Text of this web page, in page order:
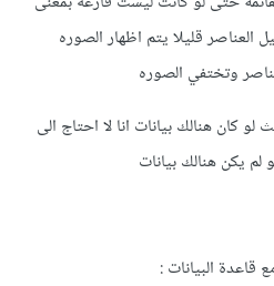
قليلا يتم اظهار الصوره
وتختفي الصوره
كان هنالك بيانات انا لا احتاج الى
يكن هنالك بيانات
البيانات :